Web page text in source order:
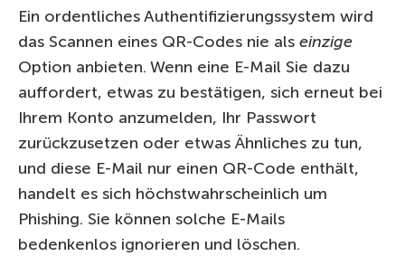
Ein ordentliches Authentifizierungssystem wird
das Scannen eines QR-Codes nie als einzige
Option anbieten. Wenn eine E-Mail Sie dazu
auffordert, etwas zu bestätigen, sich erneut bei
Ihrem Konto anzumelden, Ihr Passwort
zurückzusetzen oder etwas Ähnliches zu tun,
und diese E-Mail nur einen QR-Code enthält,
handelt es sich höchstwahrscheinlich um
Phishing. Sie können solche E-Mails
bedenkenlos ignorieren und löschen.